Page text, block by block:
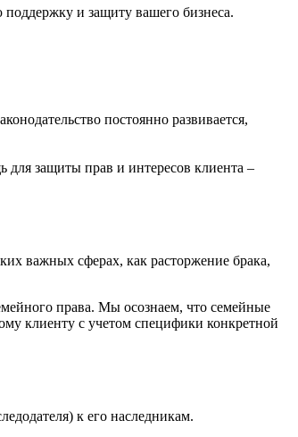
и защиту вашего бизнеса.
постоянно развивается,
защиты прав и интересов клиента –
важных сферах, как расторжение брака,
права. Мы осознаем, что семейные
клиенту с учетом специфики конкретной
к его наследникам.